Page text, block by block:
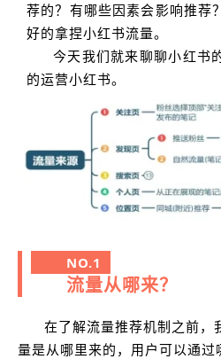
荐的？有哪些因素会影响推荐
好的拿捏小红书流量。
今天我们就来聊聊小红书
的运营小红书。
NO.1
流量从哪来？
在了解流量推荐机制之前，
量是从哪里来的，用户可以通过